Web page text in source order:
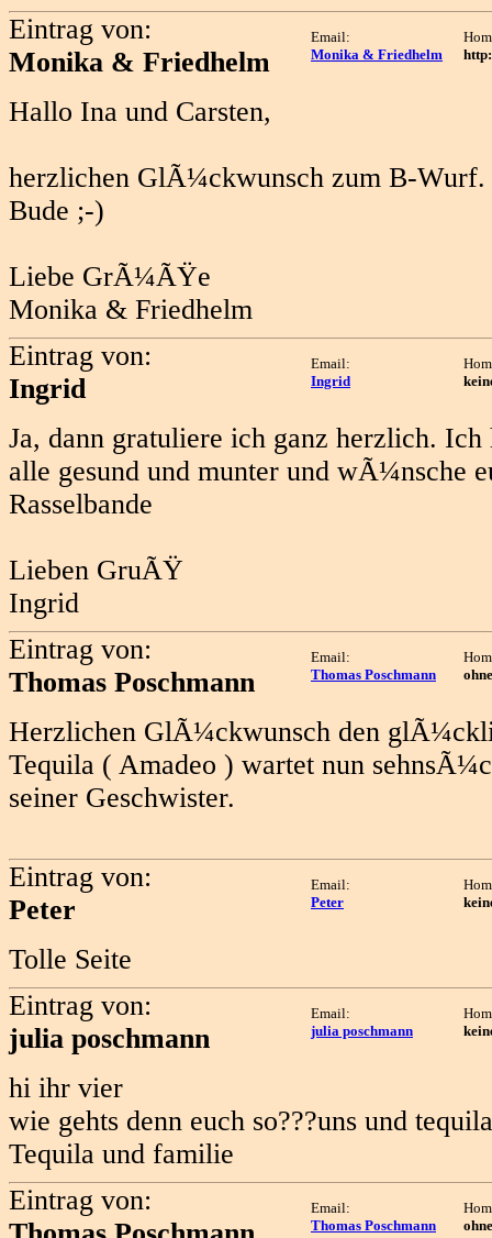
Eintrag von:
Monika & Friedhelm
Email:
Monika & Friedhelm
Hallo Ina und Carsten,
herzlichen GlÃ¼ckwunsch zum B-Wurf.
Bude ;-)
Liebe GrÃ¼ÃŸe
Monika & Friedhelm
Eintrag von:
Ingrid
Email:
Ingrid
Ja, dann gratuliere ich ganz herzlich.
alle gesund und munter und wÃ¼nsche
Rasselbande
Lieben GruÃŸ
Ingrid
Eintrag von:
Thomas Poschmann
Email:
Thomas Poschmann
ohne
Herzlichen GlÃ¼ckwunsch den
Tequila ( Amadeo ) wartet nun
seiner Geschwister.
Eintrag von:
Peter
Email:
Peter
Tolle Seite
Eintrag von:
julia poschmann
Email:
julia poschmann
hi ihr vier
wie gehts denn euch so???uns und
Tequila und familie
Eintrag von:
Email:
Thomas Poschmann
ohne